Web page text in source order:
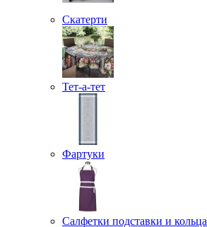
Скатерти
Тет-а-тет
Фартуки
Салфетки подставки и кольца